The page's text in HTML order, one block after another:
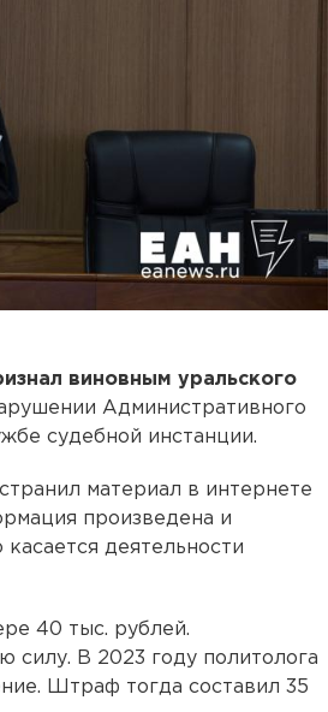
виновным уральского
Административного
судебной инстанции.
материал в интернете
произведена и
деятельности
40 тыс. рублей.
силу. В 2023 году политолога
Штраф тогда составил 35